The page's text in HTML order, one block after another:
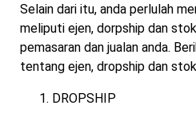
Selain dari itu, anda perlulah
meliputi ejen, dorpship dan
pemasaran dan jualan anda.
tentang ejen, dropship dan
DROPSHIP